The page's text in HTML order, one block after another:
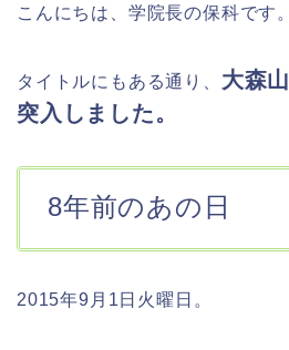
こんにちは、学院長の保科です。
タイトルにもある通り、 大森
突入しました。
8年前のあの日
2015年9月1日火曜日。